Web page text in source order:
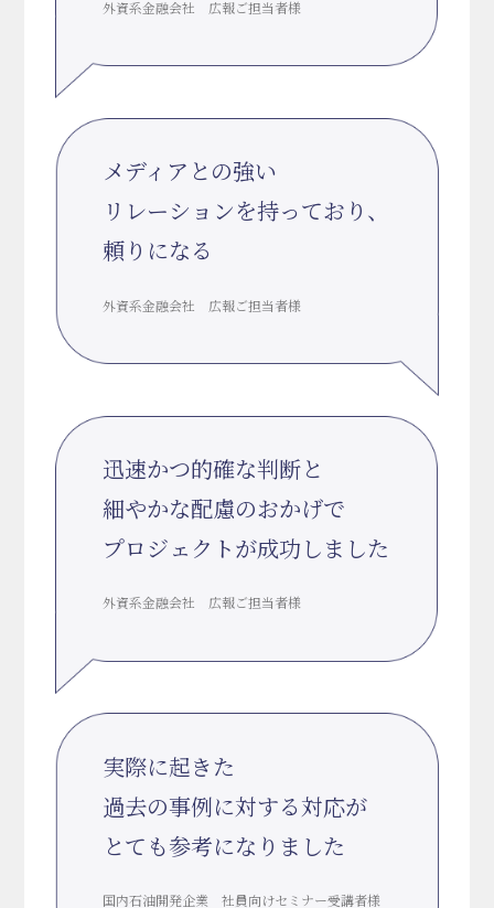
外資系金融会社 広報ご担当者様
メディアとの強い
リレーションを持っており、
頼りになる
外資系金融会社 広報ご担当者様
迅速かつ的確な判断と
細やかな配慮のおかげで
プロジェクトが成功しました
外資系金融会社 広報ご担当者様
実際に起きた
過去の事例に対する対応が
とても参考になりました
国内石油開発企業 社員向けセミナー受講者様